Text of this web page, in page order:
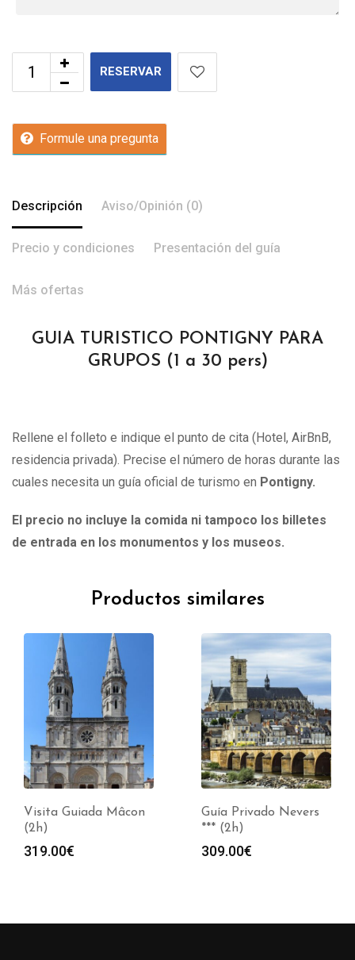
RESERVAR
Formule una pregunta
Descripción Aviso/Opinión (0)
Precio y condiciones Presentación del guía
Más ofertas
GUIA TURISTICO PONTIGNY PARA
GRUPOS (1 a 30 pers)
Rellene el folleto e indique el punto de cita (Hotel, AirBnB,
residencia privada). Precise el número de horas durante las
cuales necesita un guía oficial de turismo en Pontigny.
El precio no incluye la comida ni tampoco los billetes
de entrada en los monumentos y los museos.
Productos similares
Visita Guiada Mâcon
(2h)
319.00€
Guía Privado Nevers
*** (2h)
309.00€